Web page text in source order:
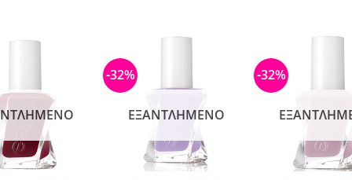
-32%
ΕΞΑΝΤΛΗΜΈΝΟ
-32%